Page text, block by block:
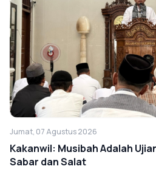
Jumat, 07 Agustus 2026
Kakanwil: Musibah Adalah
Sabar dan Salat